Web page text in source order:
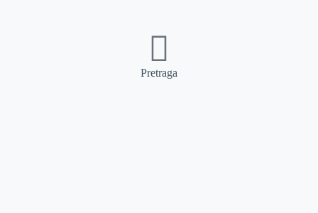
Pretraga